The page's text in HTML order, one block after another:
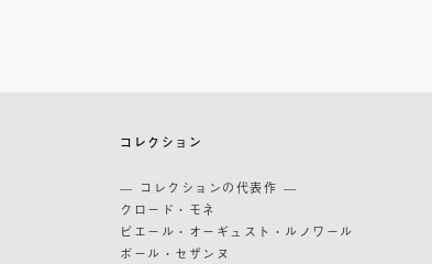
コレクション
— コレクションの代表作 —
クロード・モネ
ピエール・オーギュスト・ルノワール
ポール・セザンヌ